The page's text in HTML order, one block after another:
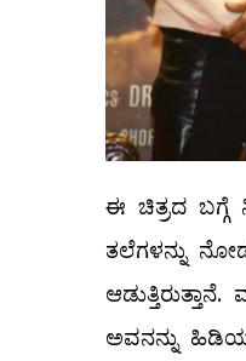
ಈ ಚಿತ್ರದ ಬಗ್ಗೆ
ತಲೆಗಳನ್ನು
ಅವನನ್ನು